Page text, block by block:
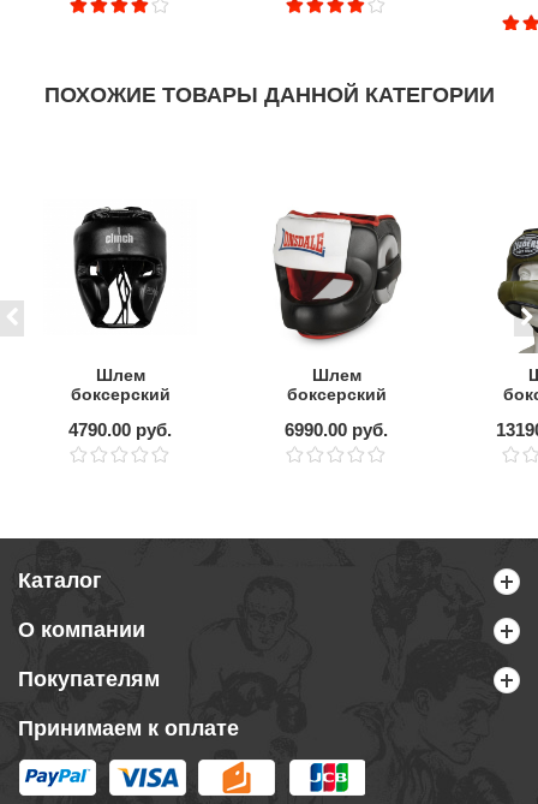
ПОХОЖИЕ ТОВАРЫ ДАННОЙ КАТЕГОРИИ
Шлем
боксерский
4790.00 руб.
Шлем
боксерский
с бамперной
защитой
6990.00 руб.
с
Каталог
О компании
Покупателям
Принимаем к оплате